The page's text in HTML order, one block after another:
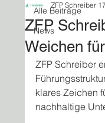
Alle Beiträge
News
ZFP
Weichen
ZFP Schreiber
ZFP Schreiber
klares Zeichen
nachhaltige